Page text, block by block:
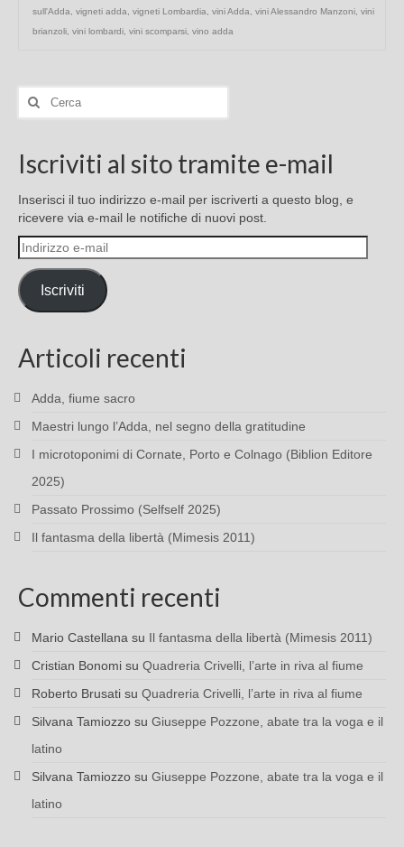
sull'Adda
vigneti adda vigneti Lombardia vini Adda vini Alessandro Manzoni vini
brianzoli vini lombardi vini scomparsi vino adda
Cerca:
Iscriviti al sito tramite e-mail
Inserisci il tuo indirizzo e-mail per iscriverti a questo blog, e
ricevere via e-mail le notifiche di nuovi post.
Indirizzo
e-
mail
Iscriviti
Articoli recenti
Adda, fiume sacro
Maestri lungo l’Adda, nel segno della gratitudine
I microtoponimi di Cornate, Porto e Colnago (Biblion Editore
2025)
Passato Prossimo (Selfself 2025)
Il fantasma della libertà (Mimesis 2011)
Commenti recenti
Mario Castellana su Il fantasma della libertà (Mimesis 2011)
Cristian Bonomi su Quadreria Crivelli, l’arte in riva al fiume
Roberto Brusati su Quadreria Crivelli, l’arte in riva al fiume
Silvana Tamiozzo su Giuseppe Pozzone, abate tra la voga e il
latino
Silvana Tamiozzo su Giuseppe Pozzone, abate tra la voga e il
latino